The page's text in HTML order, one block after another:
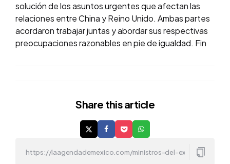
solución de los asuntos urgentes que afectan las
relaciones entre China y Reino Unido. Ambas partes
acordaron trabajar juntas y abordar sus respectivas
preocupaciones razonables en pie de igualdad. Fin
Share this article